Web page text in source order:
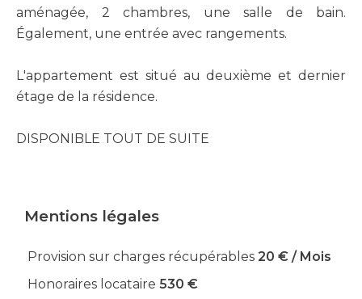
aménagée, 2 chambres, une salle de bain.
Également, une entrée avec rangements.
L'appartement est situé au deuxième et dernier
étage de la résidence.
DISPONIBLE TOUT DE SUITE
Mentions légales
Provision sur charges récupérables 20 € / Mois
Honoraires locataire 530 €